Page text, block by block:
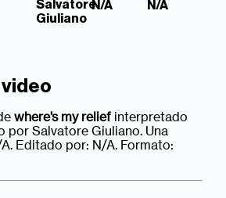
Salvatore
Giuliano
N/A
N/A
where’s my relief interpretado
por Salvatore Giuliano. Una
Editado por: N/A. Formato: